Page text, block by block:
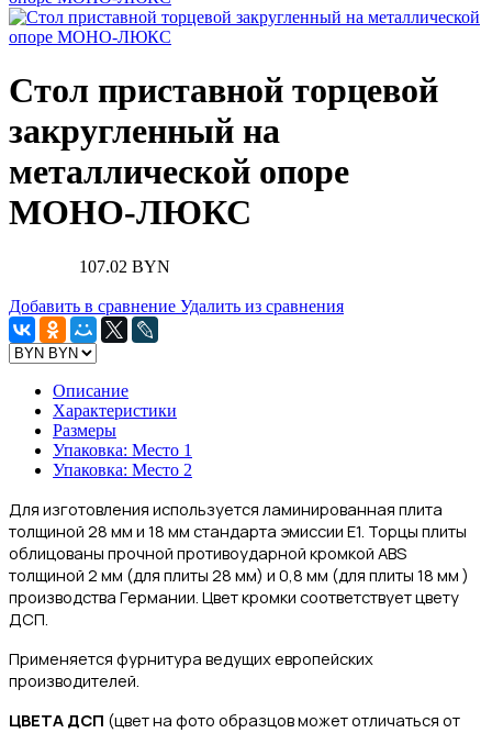
Стол приставной торцевой
закругленный на
металлической опоре
МОНО-ЛЮКС
107.02 BYN
Добавить в сравнение Удалить из сравнения
Описание
Характеристики
Размеры
Упаковка: Место 1
Упаковка: Место 2
Для изготовления используется ламинированная плита
толщиной 28 мм и 18 мм стандарта эмиссии Е1. Торцы плиты
облицованы прочной противоударной кромкой ABS
толщиной 2 мм (для плиты 28 мм) и 0,8 мм (для плиты 18 мм )
производства Германии. Цвет кромки соответствует цвету
ДСП.
Применяется фурнитура ведущих европейских
производителей.
ЦВЕТА ДСП (цвет на фото образцов может отличаться от